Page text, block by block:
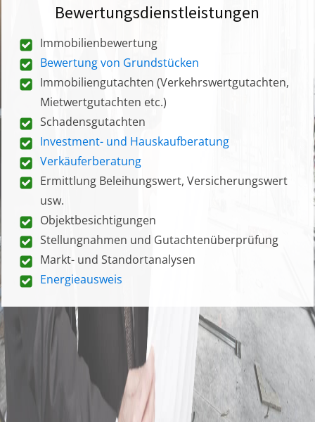
Bewertungsdienstleistungen
Immobilienbewertung
Bewertung von Grundstücken
Immobiliengutachten (Verkehrswertgutachten,
Mietwertgutachten etc.)
Schadensgutachten
Investment- und Hauskaufberatung
Verkäuferberatung
Ermittlung Beleihungswert, Versicherungswert
usw.
Objektbesichtigungen
Stellungnahmen und Gutachtenüberprüfung
Markt- und Standortanalysen
Energieausweis